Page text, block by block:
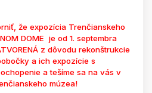
že expozícia Trenčianskeho
DOME je od 1. septembra
z dôvodu rekonštrukcie
a ich expozície s
a tešíme sa na vás v
múzea!